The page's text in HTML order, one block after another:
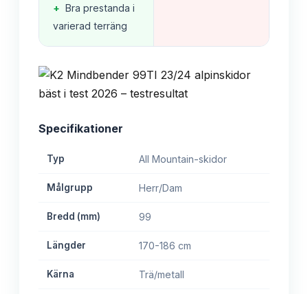
+ Bra prestanda i
varierad terräng
Specifikationer
Typ All Mountain-skidor
Målgrupp Herr/Dam
Bredd (mm) 99
Längder 170-186 cm
Kärna Trä/metall